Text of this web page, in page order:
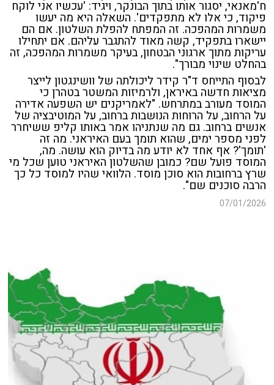
ח'מאנאי, יסגור אותו בתוך הבונקר, ויגיד: 'עכשיו אני לוקח
פיקוד, כי אלו לא מתפקדים'. השאלה היא מה יעשו
משמרות המהפכה. זה המפתח להפלת השלטון. אם הם
יישארו בתפקיד, קשה מאוד להתגבר עליהם. אם יתחילו
עריקות מתוך ארגוני הבטחון, בעיקר משמרות המהפכה, זה
בהחלט שינוי מבורך".
לבסוף התייחס ד"ר קידר ליכולתה של וושינגטון לייצר
מציאות חדשה באיראן, ולרמיזות המשטר בטהרן כי
המוסד מעורב במתרחש. "לאמריקנים יש השפעה אדירה
על הרחוב, על הרוחות הנושבות ברחוב, על המוטיבציה של
אנשים ברחוב. גם מה שנתניהו אמר באותו קליפ ששיחרר
לפני מספר ימים, שהוא תומך בעם האיראני. מה זה
'תומך'? אף אחד לא יודע מה בדיוק הוא עושה. מה,
המוסד פועל שם? כמובן שהשלטון האיראני טוען שכל מי
שרץ ברחובות הוא סוכן מוסד. הלוואי שהיו למוסד כל כך
הרבה סוכנים שם".
07/01/2026